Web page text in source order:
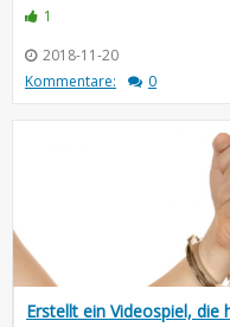
1
2018-11-20
Kommentare:
0
Erstellt ein Videospiel,